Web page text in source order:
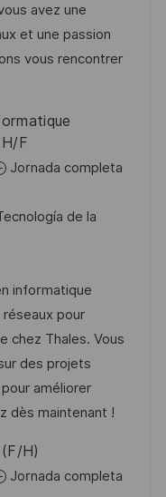
avez une
et une passion
vous rencontrer
F
Jornada completa
de la
informatique
pour
chez Thales. Vous
des projets
améliorer
dès maintenant !
H)
Jornada completa